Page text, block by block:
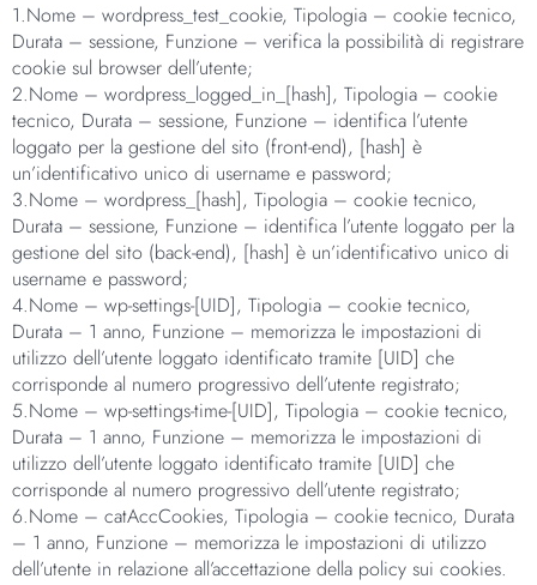
1.Nome – wordpress_test_cookie, Tipologia – cookie tecnico,
Durata – sessione, Funzione – verifica la possibilità di registrare
cookie sul browser dell’utente;
2.Nome – wordpress_logged_in_[hash], Tipologia – cookie
tecnico, Durata – sessione, Funzione – identifica l’utente
loggato per la gestione del sito (front-end), [hash] è
un’identificativo unico di username e password;
3.Nome – wordpress_[hash], Tipologia – cookie tecnico,
Durata – sessione, Funzione – identifica l’utente loggato per la
gestione del sito (back-end), [hash] è un’identificativo unico di
username e password;
4.Nome – wp-settings-[UID], Tipologia – cookie tecnico,
Durata – 1 anno, Funzione – memorizza le impostazioni di
utilizzo dell’utente loggato identificato tramite [UID] che
corrisponde al numero progressivo dell’utente registrato;
5.Nome – wp-settings-time-[UID], Tipologia – cookie tecnico,
Durata – 1 anno, Funzione – memorizza le impostazioni di
utilizzo dell’utente loggato identificato tramite [UID] che
corrisponde al numero progressivo dell’utente registrato;
6.Nome – catAccCookies, Tipologia – cookie tecnico, Durata
– 1 anno, Funzione – memorizza le impostazioni di utilizzo
dell’utente in relazione all’accettazione della policy sui cookies.